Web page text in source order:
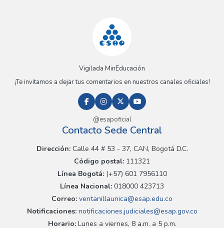
Vigilada MinEducación
¡Te invitamos a dejar tus comentarios en nuestros canales oficiales!
@esapoficial
Contacto Sede Central
Dirección:Calle 44 # 53 - 37, CAN, Bogotá D.C.
Código postal: 111321
Línea Bogotá:(+57) 601 7956110
Línea Nacional: 018000 423713
Correo: ventanillaunica@esap.edu.co
Notificaciones:notificaciones.judiciales@esap.gov.co
Horario:Lunes a viernes, 8 a.m. a 5 p.m.